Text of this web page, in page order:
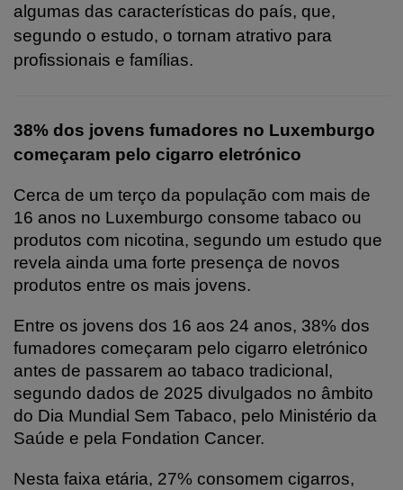
algumas das características do país, que,
segundo o estudo, o tornam atrativo para
profissionais e famílias.
38% dos jovens fumadores no Luxemburgo
começaram pelo cigarro eletrónico
Cerca de um terço da população com mais de
16 anos no Luxemburgo consome tabaco ou
produtos com nicotina, segundo um estudo que
revela ainda uma forte presença de novos
produtos entre os mais jovens.
Entre os jovens dos 16 aos 24 anos, 38% dos
fumadores começaram pelo cigarro eletrónico
antes de passarem ao tabaco tradicional,
segundo dados de 2025 divulgados no âmbito
do Dia Mundial Sem Tabaco, pelo Ministério da
Saúde e pela Fondation Cancer.
Nesta faixa etária, 27% consomem cigarros,